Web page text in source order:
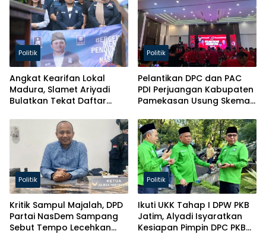
Politik
Angkat Kearifan Lokal
Madura, Slamet Ariyadi
Bulatkan Tekat Daftar
Politik
Pelantikan DPC dan PAC
PDI Perjuangan Kabupaten
Pamekasan Usung Skema
Politik
Kritik Sampul Majalah, DPD
Partai NasDem Sampang
Sebut Tempo Lecehkan
Politik
Ikuti UKK Tahap I DPW PKB
Jatim, Alyadi Isyaratkan
Kesiapan Pimpin DPC PKB